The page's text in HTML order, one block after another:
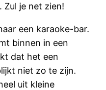
je net zien!
een karaoke-bar.
binnen in een
dat het een
niet zo te zijn.
uit kleine